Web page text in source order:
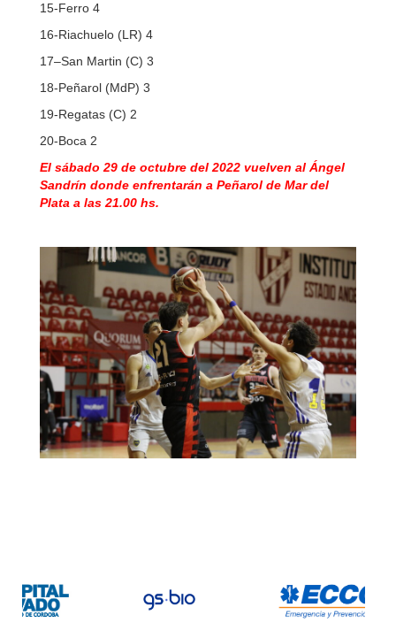
15-Ferro 4
16-Riachuelo (LR) 4
17–San Martin (C) 3
18-Peñarol (MdP) 3
19-Regatas (C) 2
20-Boca 2
El sábado 29 de octubre del 2022 vuelven al Ángel
Sandrín donde enfrentarán a Peñarol de Mar del
Plata a las 21.00 hs.